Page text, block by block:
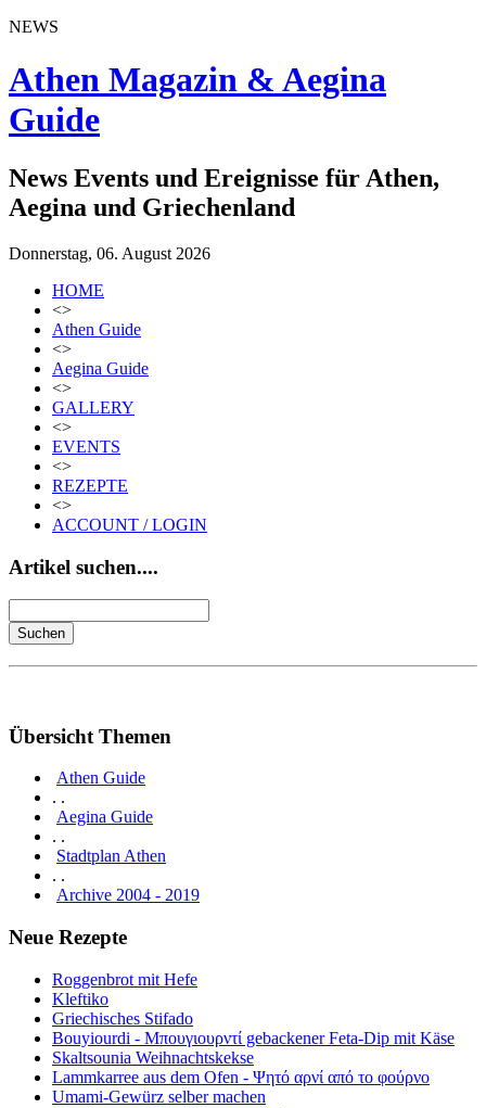
NEWS
Athen Magazin & Aegina
Guide
News Events und Ereignisse für Athen,
Aegina und Griechenland
Donnerstag, 06. August 2026
HOME
<>
Athen Guide
<>
Aegina Guide
<>
GALLERY
<>
EVENTS
<>
REZEPTE
<>
ACCOUNT / LOGIN
Artikel suchen....
Übersicht Themen
Athen Guide
. .
Aegina Guide
. .
Stadtplan Athen
. .
Archive 2004 - 2019
Neue Rezepte
Roggenbrot mit Hefe
Kleftiko
Griechisches Stifado
Bouyiourdi - Μπουγιουρντί gebackener Feta-Dip mit Käse
Skaltsounia Weihnachtskekse
Lammkarree aus dem Ofen - Ψητό αρνί από το φούρνο
Umami-Gewürz selber machen